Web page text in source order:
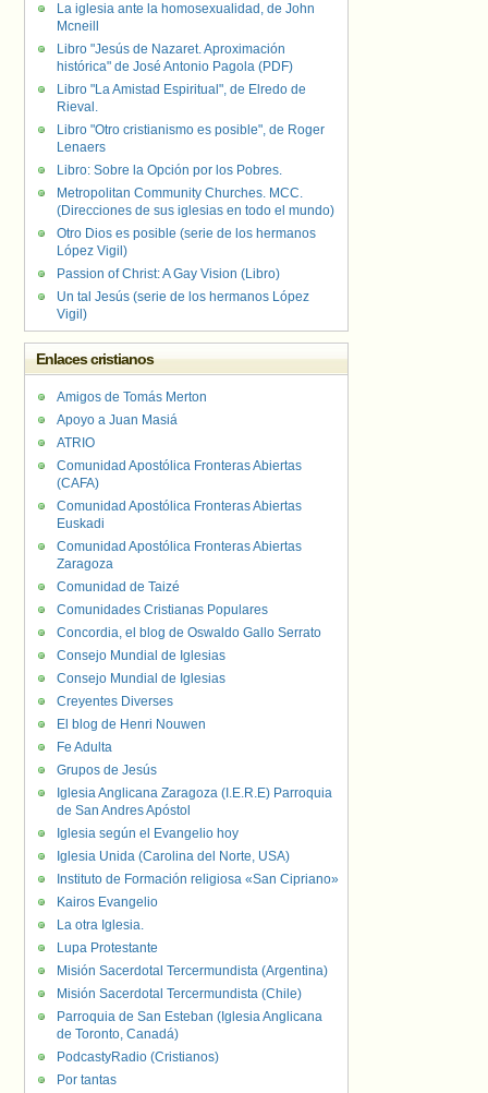
La iglesia ante la homosexualidad, de John
Mcneill
Libro "Jesús de Nazaret. Aproximación
histórica" de José Antonio Pagola (PDF)
Libro "La Amistad Espiritual", de Elredo de
Rieval.
Libro "Otro cristianismo es posible", de Roger
Lenaers
Libro: Sobre la Opción por los Pobres.
Metropolitan Community Churches. MCC.
(Direcciones de sus iglesias en todo el mundo)
Otro Dios es posible (serie de los hermanos
López Vigil)
Passion of Christ: A Gay Vision (Libro)
Un tal Jesús (serie de los hermanos López
Vigil)
Enlaces cristianos
Amigos de Tomás Merton
Apoyo a Juan Masiá
ATRIO
Comunidad Apostólica Fronteras Abiertas
(CAFA)
Comunidad Apostólica Fronteras Abiertas
Euskadi
Comunidad Apostólica Fronteras Abiertas
Zaragoza
Comunidad de Taizé
Comunidades Cristianas Populares
Concordia, el blog de Oswaldo Gallo Serrato
Consejo Mundial de Iglesias
Consejo Mundial de Iglesias
Creyentes Diverses
El blog de Henri Nouwen
Fe Adulta
Grupos de Jesús
Iglesia Anglicana Zaragoza (I.E.R.E) Parroquia
de San Andres Apóstol
Iglesia según el Evangelio hoy
Iglesia Unida (Carolina del Norte, USA)
Instituto de Formación religiosa «San Cipriano»
Kairos Evangelio
La otra Iglesia.
Lupa Protestante
Misión Sacerdotal Tercermundista (Argentina)
Misión Sacerdotal Tercermundista (Chile)
Parroquia de San Esteban (Iglesia Anglicana
de Toronto, Canadá)
PodcastyRadio (Cristianos)
Por tantas